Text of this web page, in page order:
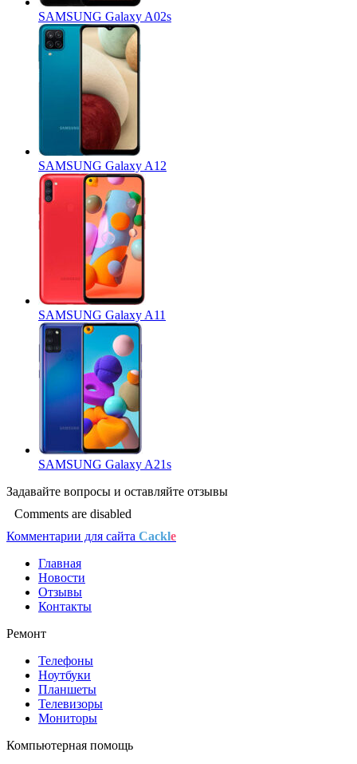
SAMSUNG Galaxy A02s
SAMSUNG Galaxy A12
SAMSUNG Galaxy A11
SAMSUNG Galaxy A21s
Задавайте вопросы и оставляйте отзывы
Comments are disabled
Комментарии для сайта Cackle
Главная
Новости
Отзывы
Контакты
Ремонт
Телефоны
Ноутбуки
Планшеты
Телевизоры
Мониторы
Компьютерная помощь